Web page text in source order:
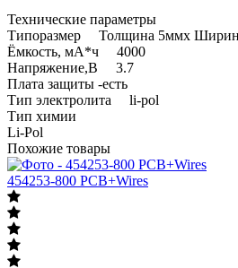
Технические параметры
Типоразмер Толщина 5ммx
Ёмкость, мА*ч 4000
Напряжение,В 3.7
Плата защиты -есть
Тип электролита li-pol
Тип химии
Li-Pol
Похожие товары
454253-800 PCB+Wires